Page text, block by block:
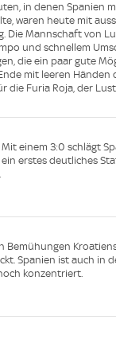
in denen Spanien
waren heute mit
Die Mannschaft von
und schnellem
die ein paar gute
mit leeren Händen
die Furia Roja, der
Mit einem 3:0 schlägt
erstes deutliches
Bemühungen
Spanien ist auch in
konzentriert.